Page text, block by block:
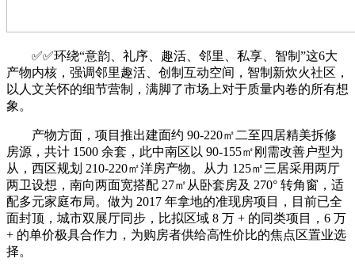
✅✅环绕“意韵、礼序、趣活、邻里、私享、智制”这6大
产物内核，强调邻里趣活、创制互动空间，智制新炊火社区，
以人文关怀的细节营制，满脚了市场上对于质量内卷的所有想
象。
产物方面，项目推出建面约 90-220㎡二至四居精美拆修
房源，共计 1500 余套，此中南区以 90-155㎡刚需改善户型为
从，西区规划 210-220㎡洋房产物。从力 125㎡三居采用两厅
两卫设想，南向两面宽搭配 27㎡从卧套房及 270° 转角窗，适
配多元家庭布局。做为 2017 年拿地的准现房项目，目前已全
面封顶，城市双展厅同步，比拟区域 8 万 + 的同类项目，6 万
+ 的单价极具合作力，为购房者供给高性价比的焦点区置业选
择。